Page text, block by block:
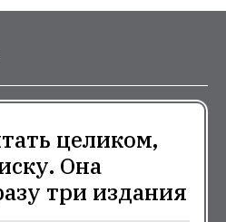
целиком,
Она
три издания